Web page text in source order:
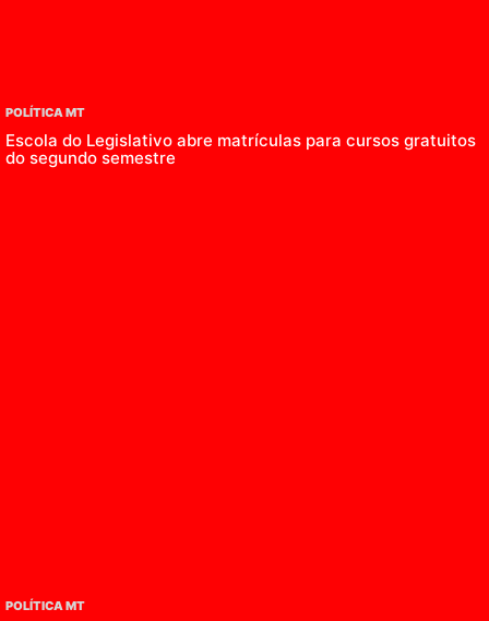
POLÍTICA MT
Escola do Legislativo abre matrículas para cursos gratuitos
do segundo semestre
POLÍTICA MT